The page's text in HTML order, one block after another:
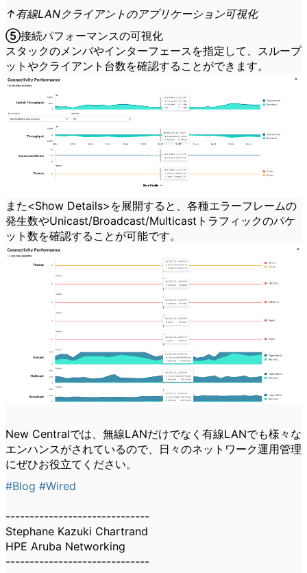
↑有線LANクライアントのアプリケーション可視化
⑤接続パフォーマンスの可視化
スタックのメンバやインターフェースを指定して、スループ
ットやクライアント台数を確認することができます。
また<Show Details>を展開すると、各種エラーフレームの
発生数やUnicast/Broadcast/Multicastトラフィックのパケ
ット数を確認することが可能です。
New Centralでは、無線LANだけでなく有線LANでも様々な
エンハンスがされているので、日々のネットワーク運用管理
にぜひお役立てください。
#Blog #Wired
------------------------------
Stephane Kazuki Chartrand
HPE Aruba Networking
------------------------------